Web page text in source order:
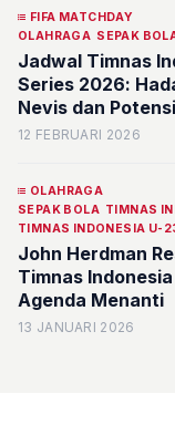
FIFA MATCHDAY
OLAHRAGA SEPAK
Jadwal Timnas
Series 2026:
Nevis dan
usai Lebaran
12 FEBRUARI 2026
OLAHRAGA
SEPAK BOLA TIMNAS
TIMNAS INDONESIA U-
John Herdman
Timnas
Agenda Menanti
13 JANUARI 2026